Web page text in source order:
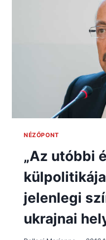
NÉZŐPONT
„Az utóbbi
jelenlegi
ukrajnai